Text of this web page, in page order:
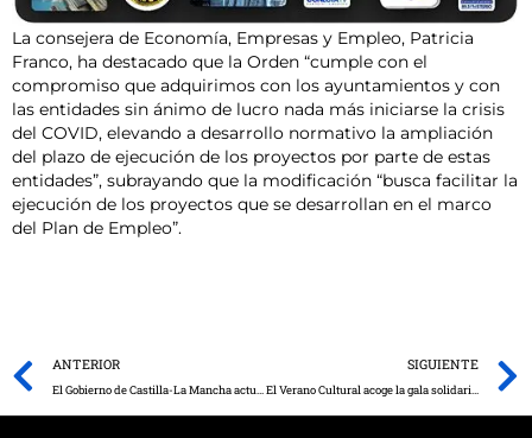
La consejera de Economía, Empresas y Empleo, Patricia
Franco, ha destacado que la Orden “cumple con el
compromiso que adquirimos con los ayuntamientos y con
las entidades sin ánimo de lucro nada más iniciarse la crisis
del COVID, elevando a desarrollo normativo la ampliación
del plazo de ejecución de los proyectos por parte de estas
entidades”, subrayando que la modificación “busca facilitar la
ejecución de los proyectos que se desarrollan en el marco
del Plan de Empleo”.
Prev
ANTERIOR
El Gobierno de Castilla-La Mancha actualiza los planes de recuperación y conservación de sus especies protegidas más emblemáticas y promueve dos nuevas protecciones
SIGUIENTE
El Verano Cultural acoge la gala solidaria a beneficio de la asociación APANDAH